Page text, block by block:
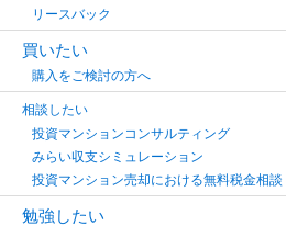
リースバック
買いたい
購入をご検討の方へ
相談したい
投資マンションコンサルティング
みらい収支シミュレーション
投資マンション売却における無料税金相談
勉強したい